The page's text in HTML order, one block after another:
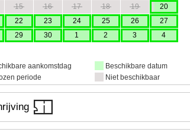
15 16 17 18 19
20
22 23 24 25 26
27
29 30 1 2 3 4
aankomstdag
periode
Beschikbare datum
Niet beschikbaar